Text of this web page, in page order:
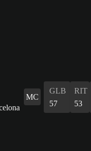
MC
GLB
57
RIT
53